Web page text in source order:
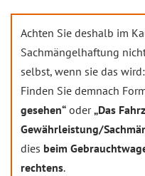
Achten Sie deshalb im
Sachmängelhaftung
selbst, wenn sie das
Finden Sie demnach
gesehen“ oder„Das
Gewährleistung/
dies beim
rechtens.